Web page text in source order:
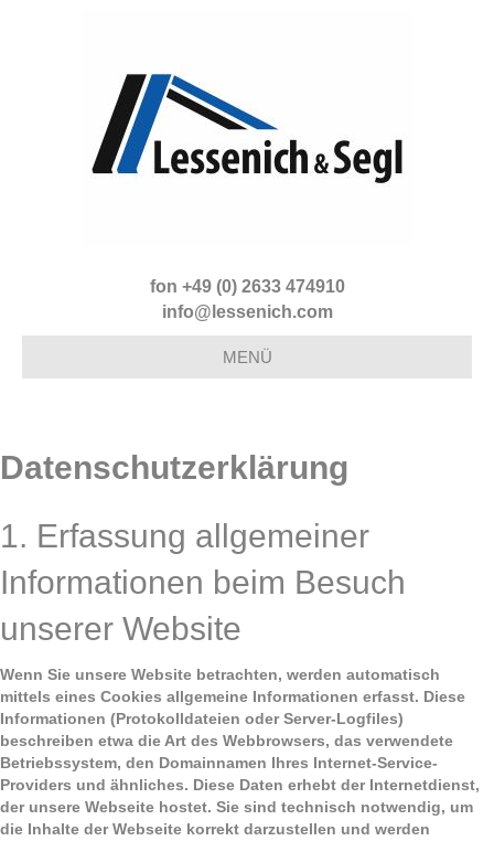
fon +49 (0) 2633 474910
info@lessenich.com
MENÜ
Datenschutzerklärung
1. Erfassung allgemeiner
Informationen beim Besuch
unserer Website
Wenn Sie unsere Website betrachten, werden automatisch
mittels eines Cookies allgemeine Informationen erfasst. Diese
Informationen (Protokolldateien oder Server-Logfiles)
beschreiben etwa die Art des Webbrowsers, das verwendete
Betriebssystem, den Domainnamen Ihres Internet-Service-
Providers und ähnliches. Diese Daten erhebt der Internetdienst,
der unsere Webseite hostet. Sie sind technisch notwendig, um
die Inhalte der Webseite korrekt darzustellen und wer­den